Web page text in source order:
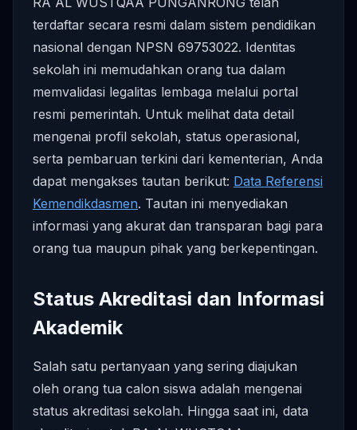
terdaftar secara resmi dalam sistem pendidikan
nasional dengan NPSN 69753022. Identitas
sekolah ini memudahkan orang tua dalam
memvalidasi legalitas lembaga melalui portal
resmi pemerintah. Untuk melihat data detail
mengenai profil sekolah, status operasional,
serta pembaruan terkini dari kementerian, Anda
dapat mengakses tautan berikut: Data Referensi
Kemendikdasmen. Tautan ini menyediakan
informasi yang akurat dan transparan bagi para
orang tua maupun pihak yang berkepentingan.
Status Akreditasi dan Informasi
Akademik
Salah satu pertanyaan yang sering diajukan
oleh orang tua calon siswa adalah mengenai
status akreditasi sekolah. Hingga saat ini, data